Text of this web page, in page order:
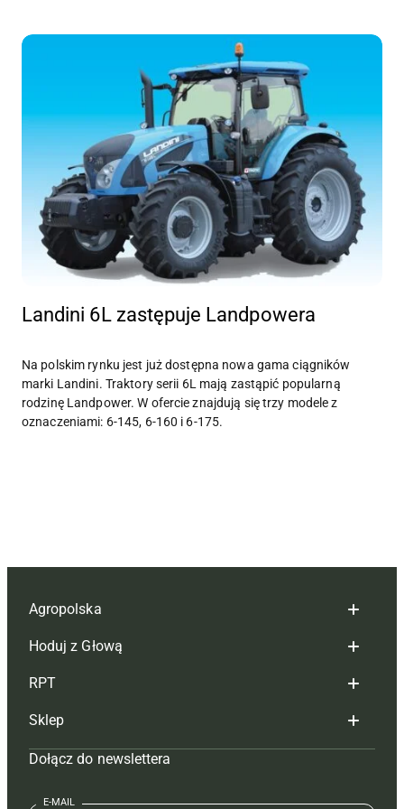
Landini 6L zastępuje Landpowera
Na polskim rynku jest już dostępna nowa gama ciągników
marki Landini. Traktory serii 6L mają zastąpić popularną
rodzinę Landpower. W ofercie znajdują się trzy modele z
oznaczeniami: 6-145, 6-160 i 6-175.
Agropolska
Redakcja
Reklama
Tagi
Mapa serwisu
Kontakt
Hoduj z Głową
Hoduj z głową bydło
Hoduj z głową świnie
Prenumerata
Redakcja
RPT
Redakcja
Prenumerata
Reklama
Sklep
Czasopisma i prenumerata
Książki
Dołącz do newslettera
E-MAIL